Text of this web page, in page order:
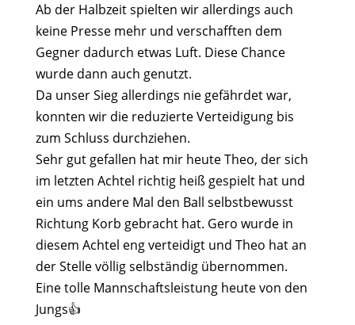
Ab der Halbzeit spielten wir allerdings auch
keine Presse mehr und verschafften dem
Gegner dadurch etwas Luft. Diese Chance
wurde dann auch genutzt.
Da unser Sieg allerdings nie gefährdet war,
konnten wir die reduzierte Verteidigung bis
zum Schluss durchziehen.
Sehr gut gefallen hat mir heute Theo, der sich
im letzten Achtel richtig heiß gespielt hat und
ein ums andere Mal den Ball selbstbewusst
Richtung Korb gebracht hat. Gero wurde in
diesem Achtel eng verteidigt und Theo hat an
der Stelle völlig selbständig übernommen.
Eine tolle Mannschaftsleistung heute von den
Jungs👍